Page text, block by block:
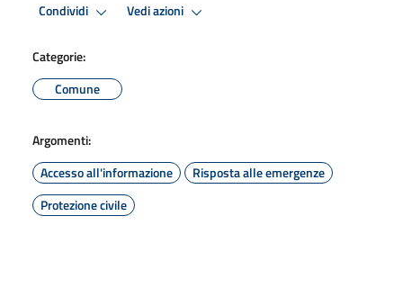
Condividi Vedi azioni
Categorie:
Comune
Argomenti:
Accesso all'informazione
Risposta alle emergenze
Protezione civile